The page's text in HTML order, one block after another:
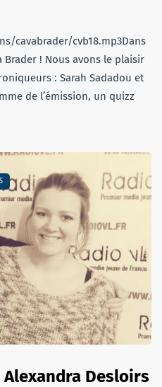
cavabrader/cvb18.mp3Dans
Brader ! Nous avons le plaisir
: Sarah Sadadou et
de l’émission, un quizz
Desloirs